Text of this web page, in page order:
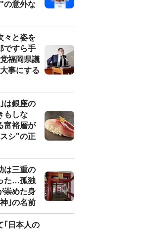
の意外な
々と姿を
ですら手
福岡県議
事にする
は銀座の
もしな
富裕層が
シ"の正
は三重の
た…孤独
崇めた身
｣の名前
｢日本人の